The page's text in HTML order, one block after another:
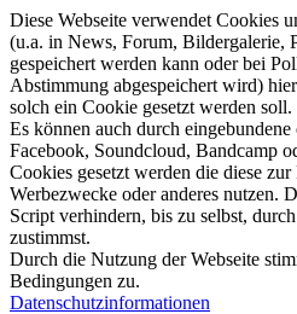
Diese Webseite verwendet Cookies
(u.a. in News, Forum, Bildergalerie,
gespeichert werden kann oder bei
Abstimmung abgespeichert wird)
solch ein Cookie gesetzt werden soll.
Es können auch durch
Facebook, Soundcloud, Bandcamp
Cookies gesetzt werden die diese zur
Werbezwecke oder anderes nutzen.
Script verhindern, bis zu selbst,
zustimmst.
Durch die Nutzung der Webseite
Bedingungen zu.
Datenschutzinformationen